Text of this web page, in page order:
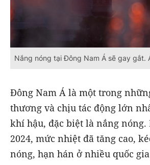
Nắng nóng tại Đông Nam Á sẽ gay gắt.
Đông Nam Á là một trong
thương và chịu tác động lớn
khí hậu, đặc biệt là nắng nóng.
2024, mức nhiệt đã tăng cao,
nóng, hạn hán ở nhiều quốc